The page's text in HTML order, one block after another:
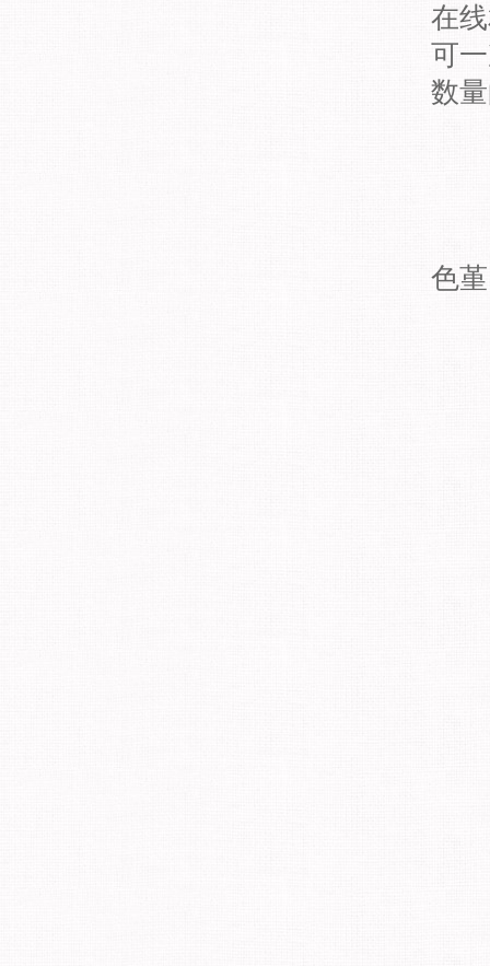
在
可
数
色